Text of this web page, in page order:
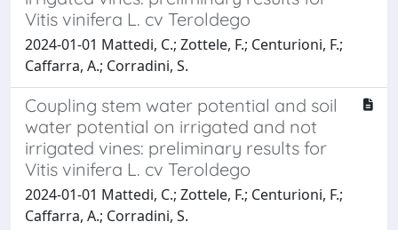
Vitis vinifera L. cv Teroldego
2024-01-01 Mattedi, C.; Zottele, F.; Centurioni, F.;
Caffarra, A.; Corradini, S.
Coupling stem water potential and soil
water potential on irrigated and not
irrigated vines: preliminary results for
Vitis vinifera L. cv Teroldego
2024-01-01 Mattedi, C.; Zottele, F.; Centurioni, F.;
Caffarra, A.; Corradini, S.